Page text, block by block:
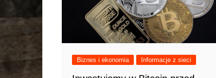
Biznes i ekonomia Informacje z sieci